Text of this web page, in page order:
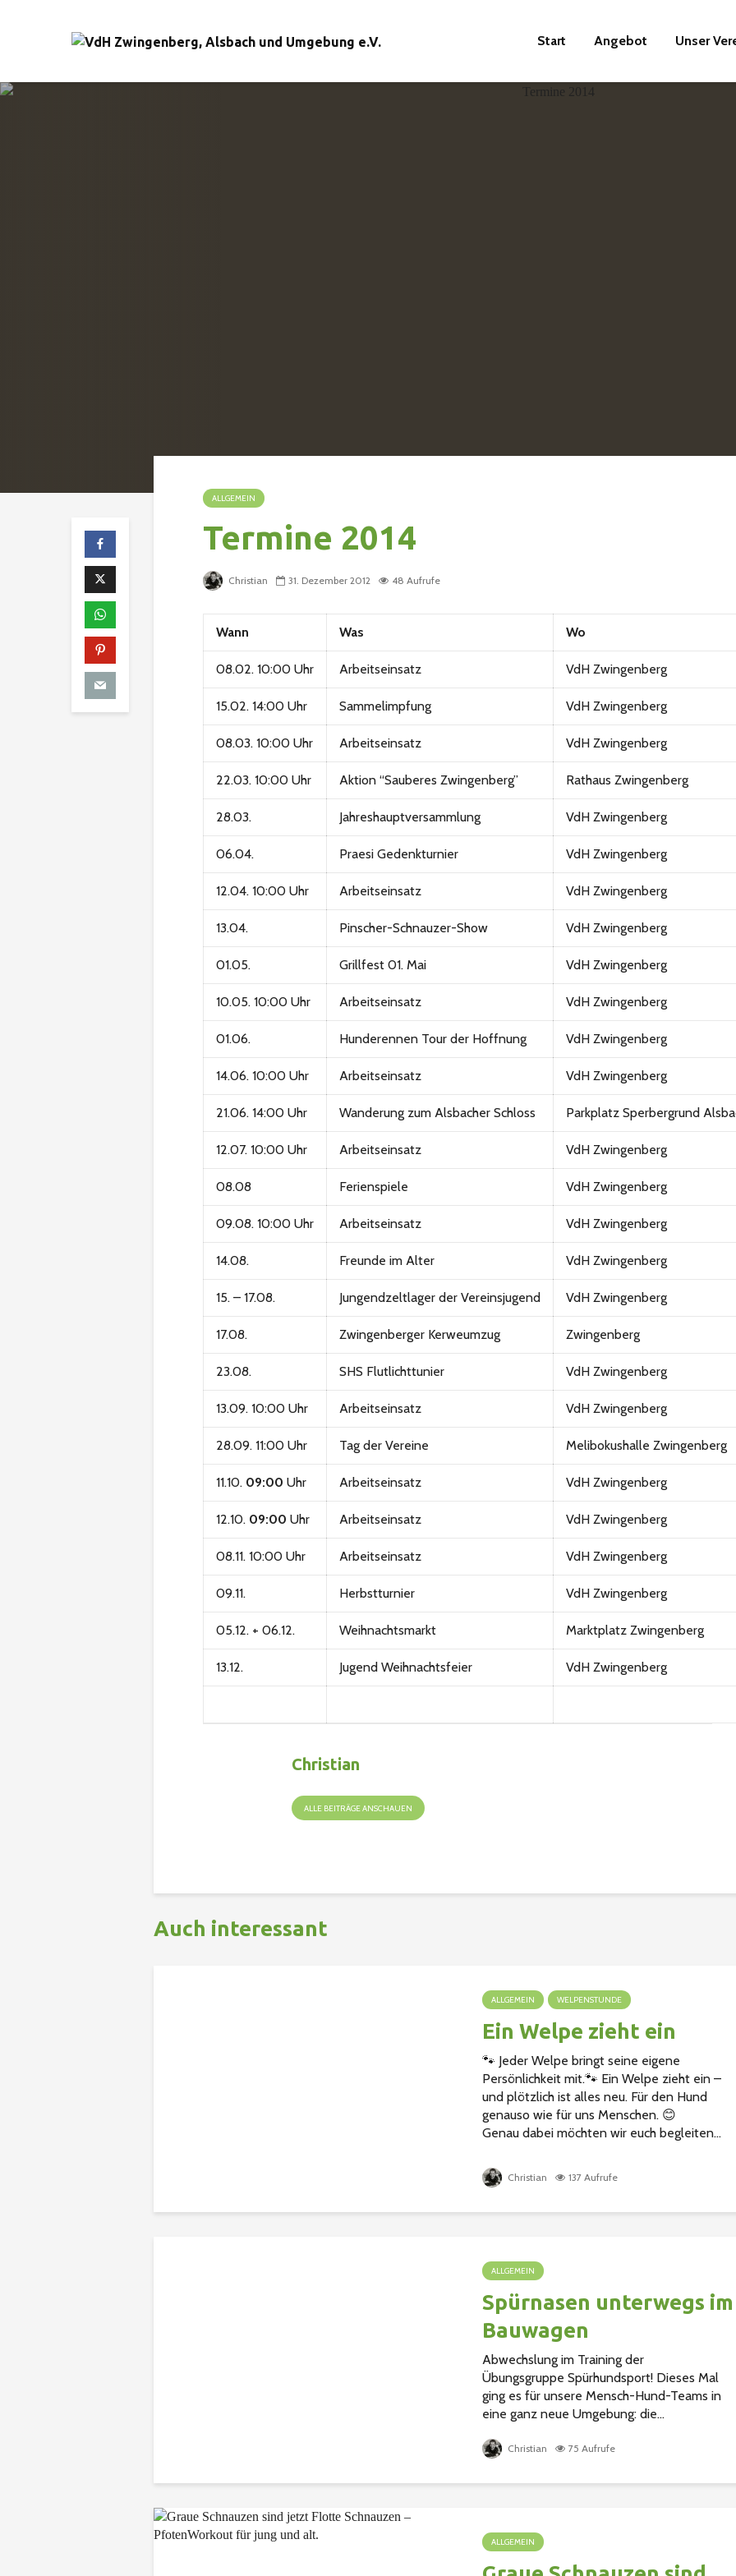
Start Angebot Unser
ALLGEMEIN
Termine 2014
Christian 31. Dezember 2012 48 Aufrufe
Wann Was Wo
08.02. 10:00 Uhr Arbeitseinsatz VdH Zwingenberg
15.02. 14:00 Uhr Sammelimpfung VdH Zwingenberg
08.03. 10:00 Uhr Arbeitseinsatz VdH Zwingenberg
22.03. 10:00 Uhr Aktion “Sauberes Zwingenberg” Rathaus Zwingenberg
28.03. Jahreshauptversammlung VdH Zwingenberg
06.04. Praesi Gedenkturnier VdH Zwingenberg
12.04. 10:00 Uhr Arbeitseinsatz VdH Zwingenberg
13.04. Pinscher-Schnauzer-Show VdH Zwingenberg
01.05. Grillfest 01. Mai VdH Zwingenberg
10.05. 10:00 Uhr Arbeitseinsatz VdH Zwingenberg
01.06. Hunderennen Tour der Hoffnung VdH Zwingenberg
14.06. 10:00 Uhr Arbeitseinsatz VdH Zwingenberg
21.06. 14:00 Uhr Wanderung zum Alsbacher Schloss Parkplatz Sperbergrund
12.07. 10:00 Uhr Arbeitseinsatz VdH Zwingenberg
08.08 Ferienspiele VdH Zwingenberg
09.08. 10:00 Uhr Arbeitseinsatz VdH Zwingenberg
14.08. Freunde im Alter VdH Zwingenberg
15. – 17.08. Jungendzeltlager der Vereinsjugend VdH Zwingenberg
17.08. Zwingenberger Kerweumzug Zwingenberg
23.08. SHS Flutlichttunier VdH Zwingenberg
13.09. 10:00 Uhr Arbeitseinsatz VdH Zwingenberg
28.09. 11:00 Uhr Tag der Vereine Melibokushalle Zwingenberg
11.10. 09:00 Uhr Arbeitseinsatz VdH Zwingenberg
12.10. 09:00 Uhr Arbeitseinsatz VdH Zwingenberg
08.11. 10:00 Uhr Arbeitseinsatz VdH Zwingenberg
09.11. Herbstturnier VdH Zwingenberg
05.12. + 06.12. Weihnachtsmarkt Marktplatz Zwingenberg
13.12. Jugend Weihnachtsfeier VdH Zwingenberg
Christian
ALLE BEITRÄGE ANSCHAUEN
Auch interessant
ALLGEMEIN WELPENSTUNDE
Ein Welpe zieht ein
🐾 Jeder Welpe bringt seine eigene
Persönlichkeit mit.🐾 Ein Welpe zieht ein –
und plötzlich ist alles neu. Für den Hund
genauso wie für uns Menschen. 😊
Genau dabei möchten wir euch begleiten...
Christian 137 Aufrufe
ALLGEMEIN
Spürnasen unterwegs im
Bauwagen
Abwechslung im Training der
Übungsgruppe Spürhundsport! Dieses Mal
ging es für unsere Mensch-Hund-Teams in
eine ganz neue Umgebung: die...
Christian 75 Aufrufe
ALLGEMEIN